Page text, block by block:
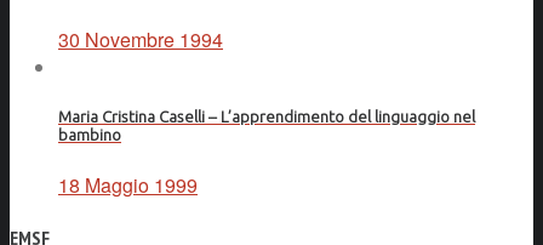
30 Novembre 1994
Maria Cristina Caselli – L’apprendimento del linguaggio nel
bambino
18 Maggio 1999
EMSF